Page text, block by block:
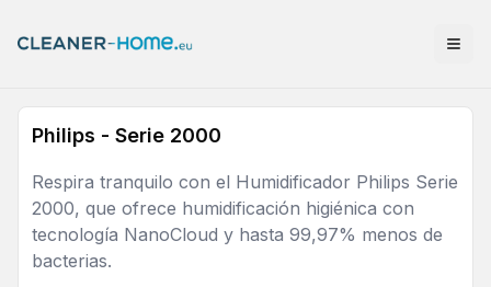
Philips - Serie 2000
Respira tranquilo con el Humidificador Philips Serie
2000, que ofrece humidificación higiénica con
tecnología NanoCloud y hasta 99,97% menos de
bacterias.